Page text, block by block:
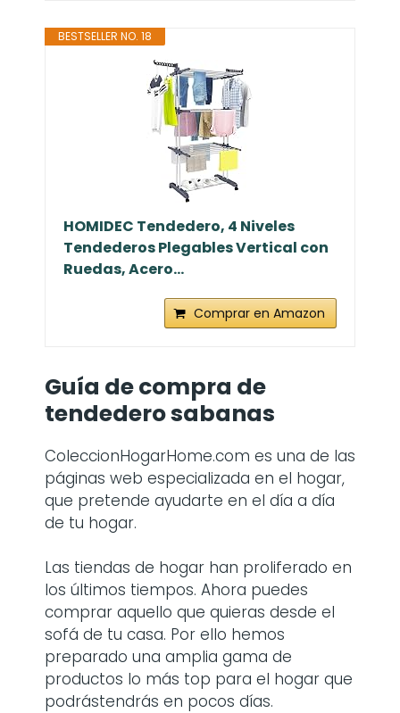
BESTSELLER NO. 18
HOMIDEC Tendedero, 4 Niveles
Tendederos Plegables Vertical con
Ruedas, Acero...
Comprar en Amazon
Guía de compra de
tendedero sabanas
ColeccionHogarHome.com es una de las
páginas web especializada en el hogar,
que pretende ayudarte en el día a día
de tu hogar.
Las tiendas de hogar han proliferado en
los últimos tiempos. Ahora puedes
comprar aquello que quieras desde el
sofá de tu casa. Por ello hemos
preparado una amplia gama de
productos lo más top para el hogar que
podrástendrás en pocos días.